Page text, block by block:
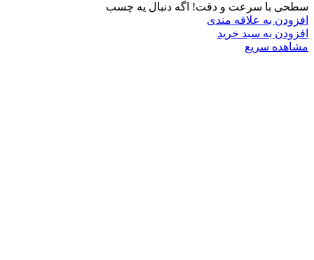
سطحی با سرعت و دقت! اگه دنبال یه چسب
افزودن به علاقه مندی
افزودن به سبد خرید
مشاهده سریع